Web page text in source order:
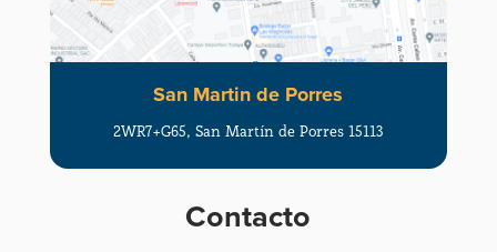
San Martin de Porres
2WR7+G65, San Martín de Porres 15113
Contacto